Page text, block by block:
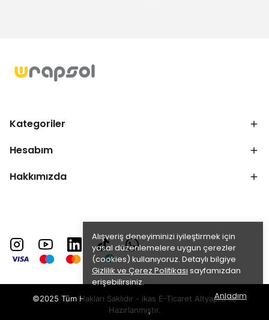
Alışveriş deneyiminizi iyileştirmek için
yasal düzenlemelere uygun çerezler
(cookies) kullanıyoruz. Detaylı bilgiye
Gizlilik ve Çerez Politikası sayfamızdan
erişebilirsiniz.
Anladım
Kategoriler
Hesabım
Hakkımızda
©2025 Tüm Hakları Saklıdır - ikas E-Ticaret Altyapısı ile
Hazırlanmıştır.